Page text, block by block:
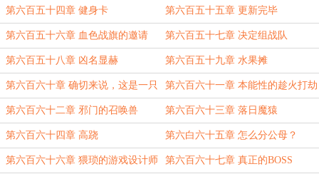
第六百五十四章 健身卡 第六百五十五章 更新完毕
第六百五十六章 血色战旗的邀请 第六百五十七章 决定组战队
第六百五十八章 凶名显赫 第六百五十九章 水果摊
第六百六十章 确切来说，这是一只
鸡
第六百六十一章 本能性的趁火打劫
第六百六十二章 邪门的召唤兽 第六百六十三章 落日魔猿
第六百六十四章 高跷 第六白六十五章 怎么分公母？
第六百六十六章 猥琐的游戏设计师 第六百六十七章 真正的BOSS